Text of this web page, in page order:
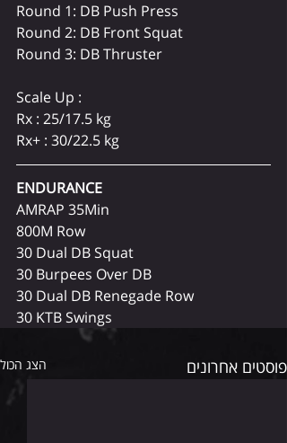
Round 1: DB Push Press
Round 2: DB Front Squat
Round 3: DB Thruster
Scale Up :
Rx : 25/17.5 kg
Rx+ : 30/22.5 kg
ENDURANCE
AMRAP 35Min
800M Row
30 Dual DB Squat
30 Burpees Over DB
30 Dual DB Renegade Row
30 KTB Swings
פוסטים אחרונים הצג הכול